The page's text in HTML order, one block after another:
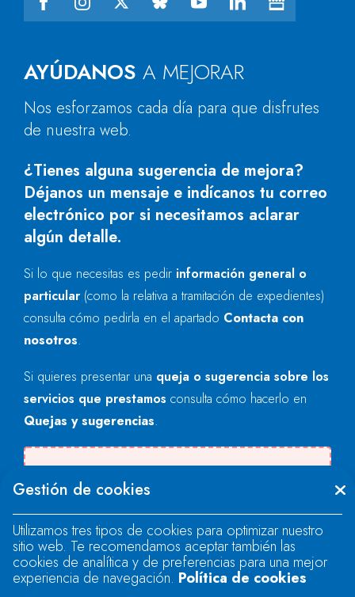
AYÚDANOS A MEJORAR
Nos esforzamos cada día para que disfrutes
de nuestra web.
¿Tienes alguna sugerencia de mejora?
Déjanos un mensaje e indícanos tu correo
electrónico por si necesitamos aclarar
algún detalle.
Si lo que necesitas es pedir información general o
particular (como la relativa a tramitación de expedientes)
consulta cómo pedirla en el apartado Contacta con
nosotros.
Si quieres presentar una queja o sugerencia sobre los
servicios que prestamos consulta cómo hacerlo en
Quejas y sugerencias.
"text".
Se produjo un error al cargar el campo
"text".
Gestión de cookies
Utilizamos tres tipos de cookies para optimizar nuestro
sitio web. Te recomendamos aceptar también las
cookies de analítica y de preferencias para una mejor
experiencia de navegación. Política de cookies